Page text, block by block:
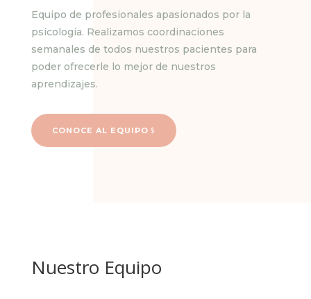
Equipo de profesionales apasionados por la
psicología. Realizamos coordinaciones
semanales de todos nuestros pacientes para
poder ofrecerle lo mejor de nuestros
aprendizajes.
CONOCE AL EQUIPO
Nuestro Equipo